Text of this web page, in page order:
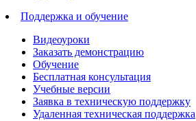
Поддержка и обучение
Видеоуроки
Заказать демонстрацию
Обучение
Бесплатная консультация
Учебные версии
Заявка в техническую поддержку
Удаленная техническая поддержка